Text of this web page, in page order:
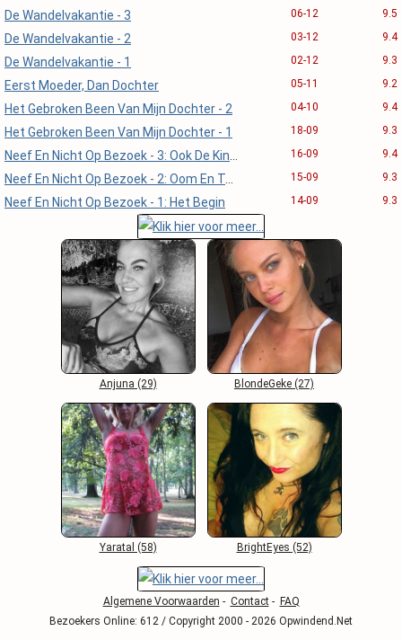
De Wandelvakantie - 3 06-12 9.5
De Wandelvakantie - 2 03-12 9.4
De Wandelvakantie - 1 02-12 9.3
Eerst Moeder, Dan Dochter 05-11 9.2
Het Gebroken Been Van Mijn Dochter - 2 04-10 9.4
Het Gebroken Been Van Mijn Dochter - 1 18-09 9.3
16-09 9.4
15-09 9.3
Neef En Nicht Op Bezoek - 1: Het Begin 14-09 9.3
Anjuna (29) BlondeGeke (27)
Yaratal (58) BrightEyes (52)
Algemene Voorwaarden - Contact- FAQ
Bezoekers Online: 612 / Copyright 2000 - 2026 Opwindend.Net